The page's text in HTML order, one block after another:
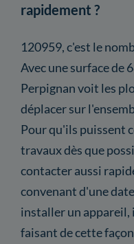
rapidement ?
120959, c'est le
Avec une surface de
Perpignan voit les
déplacer sur
Pour qu'ils puissent
travaux dès que
contacter aussi
convenant d'une
installer un appareil,
faisant de cette